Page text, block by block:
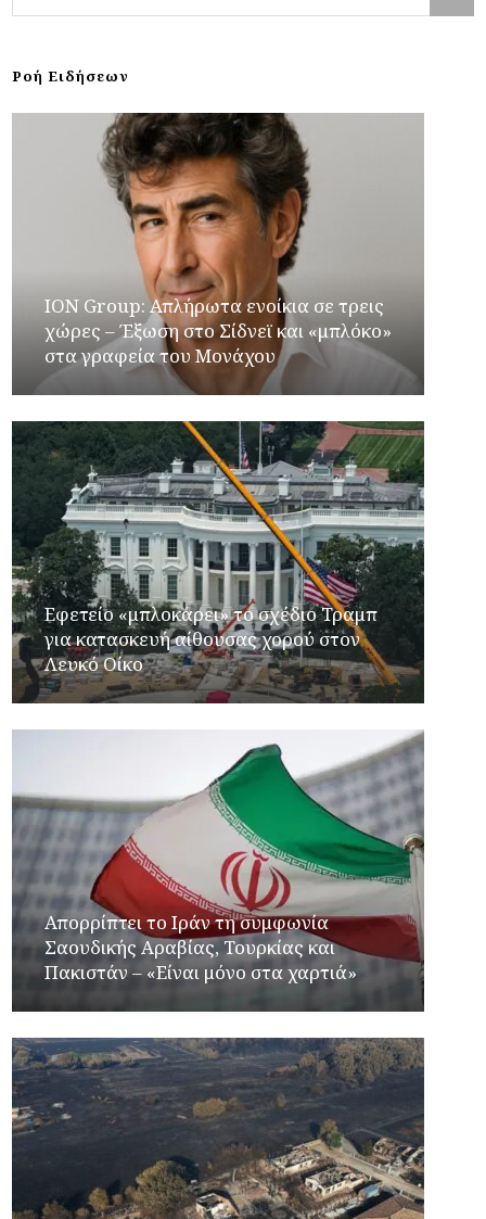
Ροή Ειδήσεων
ION Group: Απλήρωτα ενοίκια σε τρεις
χώρες – Έξωση στο Σίδνεϊ και «μπλόκο»
στα γραφεία του Μονάχου
Εφετείο «μπλοκάρει» το σχέδιο Τραμπ
για κατασκευή αίθουσας χορού στον
Λευκό Οίκο
Απορρίπτει το Ιράν τη συμφωνία
Σαουδικής Αραβίας, Τουρκίας και
Πακιστάν – «Είναι μόνο στα χαρτιά»